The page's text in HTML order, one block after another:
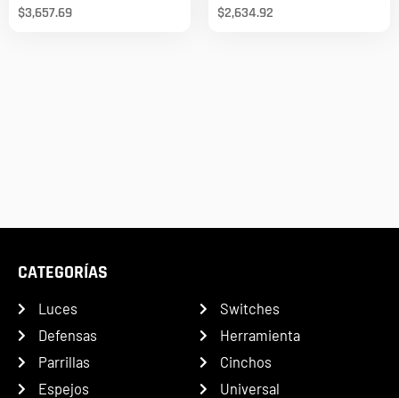
$3,657.69 $2,634.92
CATEGORÍAS
Luces
Defensas
Parrillas
Espejos
Switches
Herramienta
Cinchos
Universal